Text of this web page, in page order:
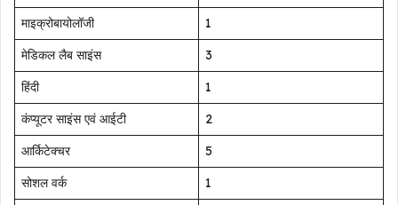
माइक्रोबायोलॉजी
1
मेडिकल लैब साइंस
3
हिंदी
1
कंप्यूटर साइंस एवं आईटी
2
आर्किटेक्चर
5
सोशल वर्क
1